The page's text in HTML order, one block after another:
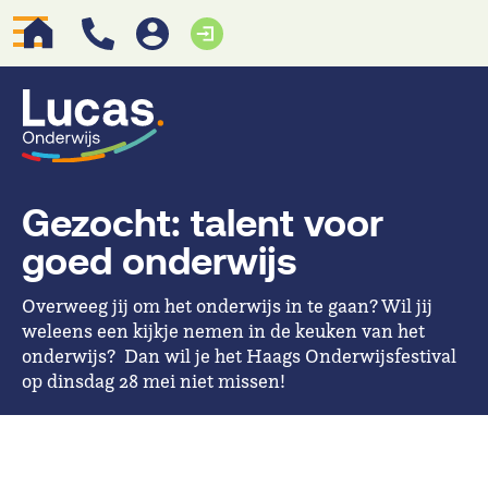
Gezocht: talent voor
goed onderwijs
Overweeg jij om het onderwijs in te gaan? Wil jij
weleens een kijkje nemen in de keuken van het
onderwijs? Dan wil je het Haags Onderwijsfestival
op dinsdag 28 mei niet missen!